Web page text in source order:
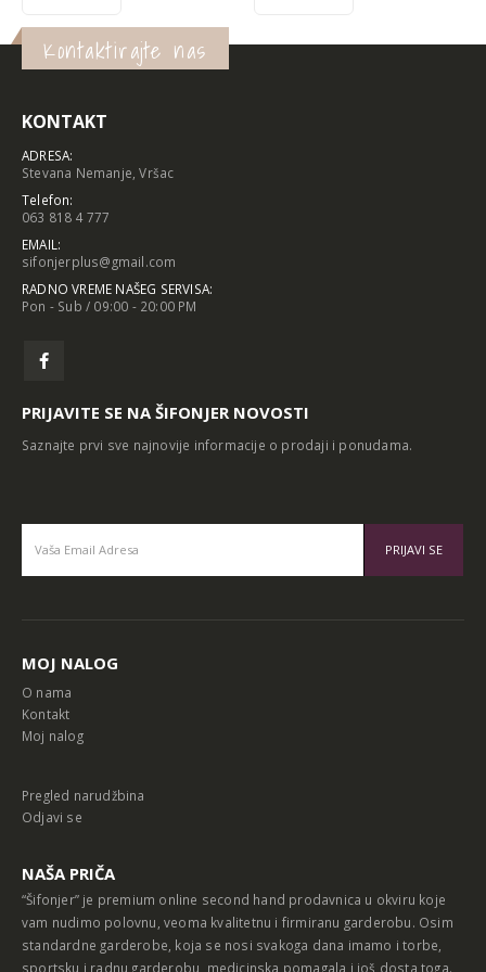
Kontaktirajte nas
KONTAKT
ADRESA:
Stevana Nemanje, Vršac
Telefon:
063 818 4 777
EMAIL:
sifonjerplus@gmail.com
RADNO VREME NAŠEG SERVISA:
Pon - Sub / 09:00 - 20:00 PM
PRIJAVITE SE NA ŠIFONJER NOVOSTI
Saznajte prvi sve najnovije informacije o prodaji i ponudama.
MOJ NALOG
O nama
Kontakt
Moj nalog
Pregled narudžbina
Odjavi se
NAŠA PRIČA
“Šifonjer” je premium online second hand prodavnica u okviru koje
vam nudimo polovnu, veoma kvalitetnu i firmiranu garderobu. Osim
standardne garderobe, koja se nosi svakoga dana imamo i torbe,
sportsku i radnu garderobu, medicinska pomagala i još dosta toga.